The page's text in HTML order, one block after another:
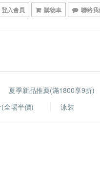
登入會員 購物車 聯絡我
夏季新品推薦(滿1800享9折)
全場半價)
泳裝